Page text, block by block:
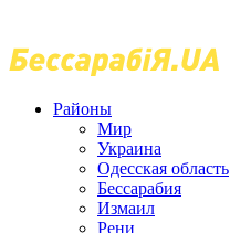
Районы
Мир
Украина
Одесская область
Бессарабия
Измаил
Рени